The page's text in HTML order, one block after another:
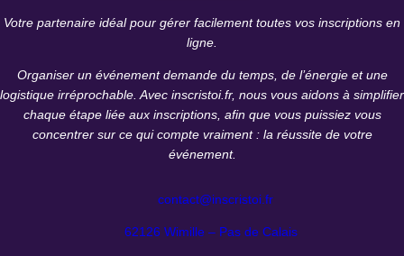
Votre partenaire idéal pour gérer facilement toutes vos inscriptions en
ligne.
Organiser un événement demande du temps, de l’énergie et une
logistique irréprochable. Avec inscristoi.fr, nous vous aidons à simplifier
chaque étape liée aux inscriptions, afin que vous puissiez vous
concentrer sur ce qui compte vraiment : la réussite de votre
événement.
contact@inscristoi.fr
62126 Wimille – Pas de Calais